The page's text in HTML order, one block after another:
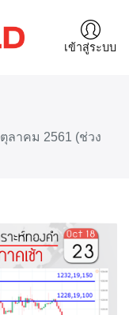
เข้าสู่ระบบ
ลาคม 2561 (ช่วง